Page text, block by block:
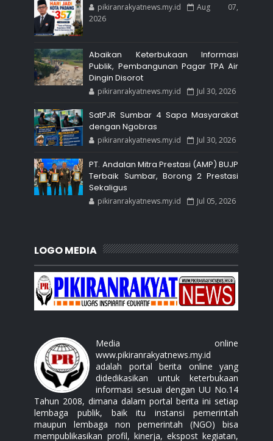
pikiranrakyatnews.my.id
Aug 07,
2026
Abaikan Keterbukaan Informasi
Publik, Pembangunan Pagar TPA Air
Dingin Disorot
pikiranrakyatnews.my.id Jul 30, 2026
SatPJR Sumbar 4 Sapa Masyarakat
dengan Ngobras
pikiranrakyatnews.my.id Jul 30, 2026
PT. Andalan Mitra Prestasi (AMP) BUJP
Terbaik Sumbar, Borong 2 Prestasi
Sekaligus
pikiranrakyatnews.my.id Jul 05, 2026
LOGO MEDIA
Media online
www.pikiranrakyatnews.my.id
adalah portal berita online yang
didedikasikan untuk keterbukaan
informasi sesuai dengan UU No.14
Tahun 2008, dimana dalam portal berita ini setiap
lembaga publik, baik itu instansi pemerintah
maupun lembaga non pemerintah (NGO) bisa
mempublikasikan profil, kinerja, ekspost kegiatan,